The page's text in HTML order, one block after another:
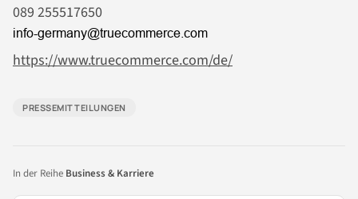
089 255517650
https://www.truecommerce.com/de/
PRESSEMITTEILUNGEN
In der Reihe Business & Karriere